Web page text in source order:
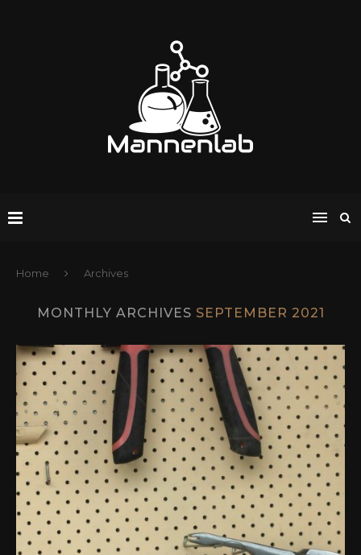
Home Archives
MONTHLY ARCHIVES SEPTEMBER 2021